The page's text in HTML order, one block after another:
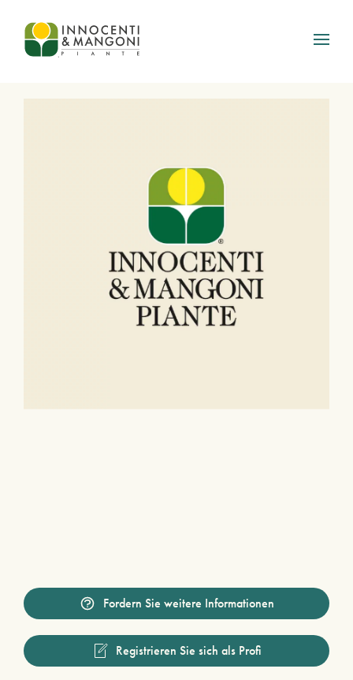
Skip to main content
Fordern Sie weitere Informationen
Registrieren Sie sich als Profi